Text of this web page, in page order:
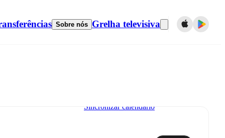
Sobre nós Grelha televisiva
Sincronizar calendário